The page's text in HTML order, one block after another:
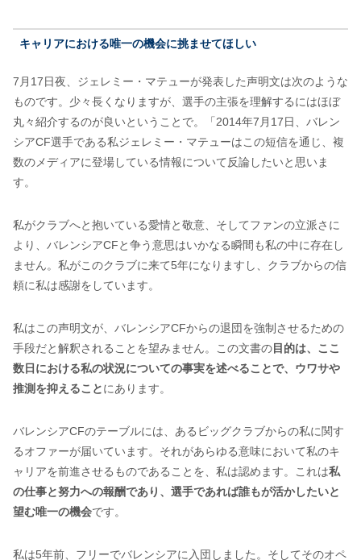
キャリアにおける唯一の機会に挑ませてほしい
7月17日夜、ジェレミー・マテューが発表した声明文は次のような
ものです。少々長くなりますが、選手の主張を理解するにはほぼ
丸々紹介するのが良いということで。「2014年7月17日、バレン
シアCF選手である私ジェレミー・マテューはこの短信を通じ、複
数のメディアに登場している情報について反論したいと思いま
す。
私がクラブへと抱いている愛情と敬意、そしてファンの立派さに
より、バレンシアCFと争う意思はいかなる瞬間も私の中に存在し
ません。私がこのクラブに来て5年になりますし、クラブからの信
頼に私は感謝をしています。
私はこの声明文が、バレンシアCFからの退団を強制させるための
手段だと解釈されることを望みません。この文書の目的は、ここ
数日における私の状況についての事実を述べることで、ウワサや
推測を抑えることにあります。
バレンシアCFのテーブルには、あるビッグクラブからの私に関す
るオファーが届いています。それがあらゆる意味において私のキ
ャリアを前進させるものであることを、私は認めます。これは私
の仕事と努力への報酬であり、選手であれば誰もが活かしたいと
望む唯一の機会です。
私は5年前、フリーでバレンシアに入団しました。そしてそのオペ